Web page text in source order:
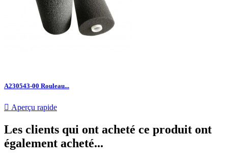
A230543-00 Rouleau...
 Aperçu rapide
Les clients qui ont acheté ce produit ont
également acheté...